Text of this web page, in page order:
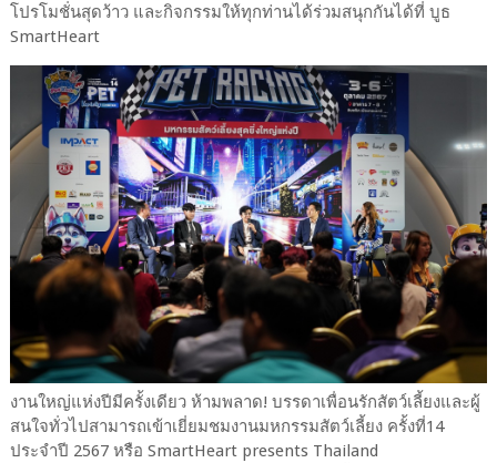
โปรโมชั่นสุดว้าว และกิจกรรมให้ทุกท่านได้ร่วมสนุกกันได้ที่ บูธ
SmartHeart
งานใหญ่แห่งปีมีครั้งเดียว ห้ามพลาด! บรรดาเพื่อนรักสัตว์เลี้ยงและผู้
สนใจทั่วไปสามารถเข้าเยี่ยมชมงานมหกรรมสัตว์เลี้ยง ครั้งที่14
ประจำปี 2567 หรือ SmartHeart presents Thailand